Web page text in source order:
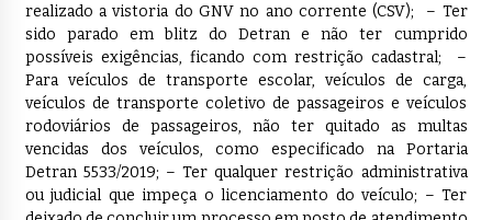
realizado a vistoria do GNV no ano corrente (CSV); – Ter
sido parado em blitz do Detran e não ter cumprido
possíveis exigências, ficando com restrição cadastral; –
Para veículos de transporte escolar, veículos de carga,
veículos de transporte coletivo de passageiros e veículos
rodoviários de passageiros, não ter quitado as multas
vencidas dos veículos, como especificado na Portaria
Detran 5533/2019; – Ter qualquer restrição administrativa
ou judicial que impeça o licenciamento do veículo; – Ter